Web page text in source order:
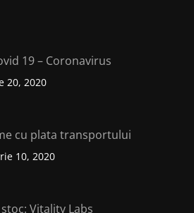
19 – Coronavirus
20, 2020
cu plata transportului
10, 2020
Vitality Labs